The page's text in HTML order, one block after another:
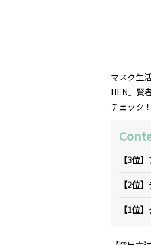
マスク生
HEN』賢
チェック！
【3位
【2位
【1位